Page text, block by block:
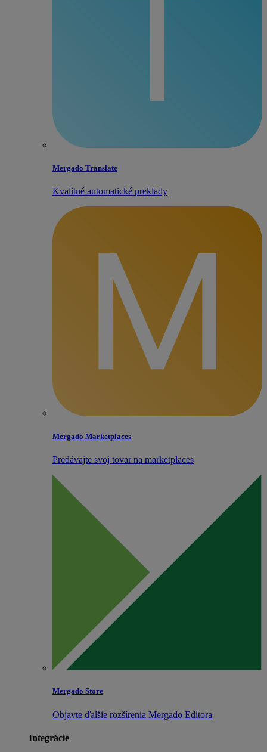
Mergado Translate
Kvalitné automatické preklady
Mergado Marketplaces
Predávajte svoj tovar na marketplaces
Mergado Store
Objavte ďalšie rozšírenia Mergado Editora
Integrácie